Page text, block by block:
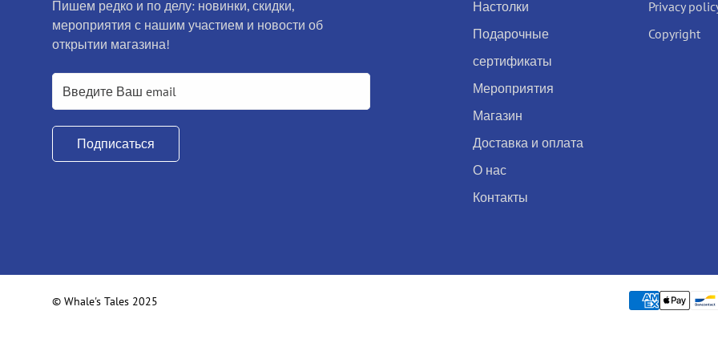
Пишем редко и по делу: новинки, скидки,
мероприятия с нашим участием и новости об
открытии магазина!
Подписаться
Настолки
Подарочные
сертификаты
Мероприятия
Магазин
Доставка и оплата
О нас
Контакты
Privacy
Copyright
© Whale's Tales 2025